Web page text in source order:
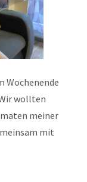
Wochenende
wollten
meiner
mit